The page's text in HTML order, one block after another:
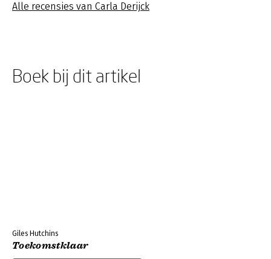
Alle recensies van Carla Derijck
Boek bij dit artikel
Giles Hutchins
Toekomstklaar